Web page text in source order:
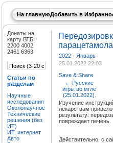
На главнуюДобавить в
Донаты на
карту ВТБ:
2200 4002
2461 6363
Статьи по
разделам
Научные
исследования
Околонаучное
Технические
решения (без
ИТ)
ИТ, интернет
Авто
2022 - Январь
25.01.2022 22:03
Save & Share
← Русские
игры во мгле
(25.01.2022).
Изучение
лекарствам
результату:
повреждает печень.
Действительно, с